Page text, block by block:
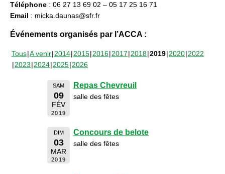
Téléphone : 06 27 13 69 02 – 05 17 25 16 71
Email : micka.daunas@sfr.fr
Événements organisés par l’ACCA :
Tous A venir 2014 2015 2016 2017 2018 2019 2020 2022
2023 2024 2025 2026
SAM
09
FÉV
2019
Repas Chevreuil
salle des fêtes
DIM
03
MAR
2019
Concours de belote
salle des fêtes